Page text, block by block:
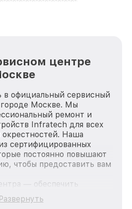
центре
в официальный сервисный
Москве. Мы
ремонт и
Infratech для всех
Наша
сертифицированных
постоянно повышают
чтобы предоставить вам
— обеспечить
ремонт для
продукции Infratech,
Развернуть